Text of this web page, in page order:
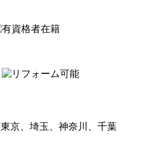
東京、埼玉、神奈川、千葉